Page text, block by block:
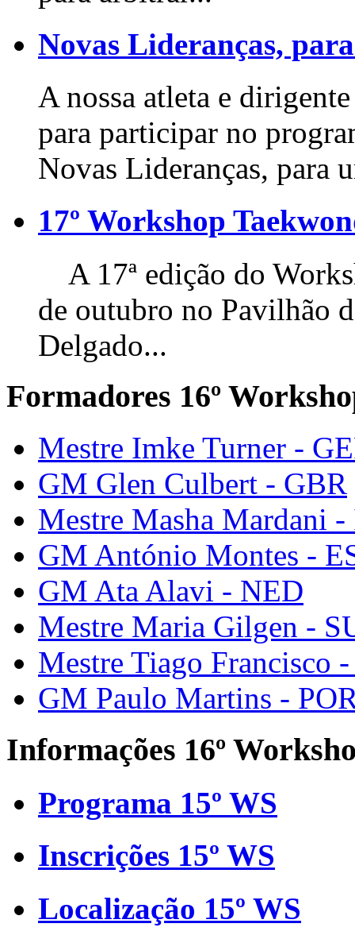
Novas Lideranças,
A nossa atleta e
para participar no
Novas Lideranças, para
17º Workshop
A 17ª edição do
de outubro no Pavilhão
Delgado...
Formadores 16º
Mestre Imke Turner -
GM Glen Culbert - GBR
Mestre Masha Mardani
GM António Montes -
GM Ata Alavi - NED
Mestre Maria Gilgen -
Mestre Tiago Francisco
GM Paulo Martins -
Informações 16º
Programa 15º WS
Inscrições 15º WS
Localização 15º WS